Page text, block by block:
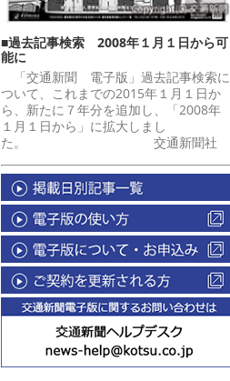
■過去記事検索 2008年１月１日から可
能に
「交通新聞 電子版」過去記事検索に
ついて、これまでの2015年１月１日か
ら、新たに７年分を追加し、「2008年
１月１日から」に拡大しまし
た。 交通新聞社